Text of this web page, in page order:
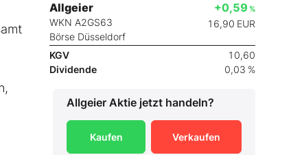
Allgeier
WKN A2GS63
Börse Düsseldorf
+0,59 %
16,90 EUR
KGV
10,60
Dividende
0,03 %
Allgeier Aktie jetzt handeln?
Kaufen Verkaufen